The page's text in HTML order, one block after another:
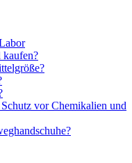
vor Chemikalien und